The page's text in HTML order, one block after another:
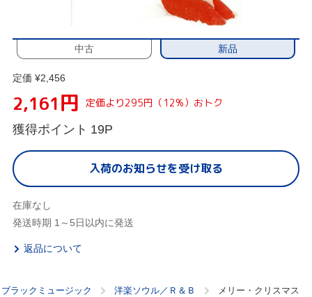
中古 新品
定価 ¥2,456
2,161円 定価より295円（12%）おトク
獲得ポイント 19P
入荷のお知らせを受け取る
在庫なし
発送時期 1～5日以内に発送
返品について
ブラックミュージック 洋楽ソウル／Ｒ＆Ｂ メリー・クリスマス